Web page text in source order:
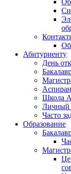
Абитуриенту
День
Школа
Личный
Часто
Образование